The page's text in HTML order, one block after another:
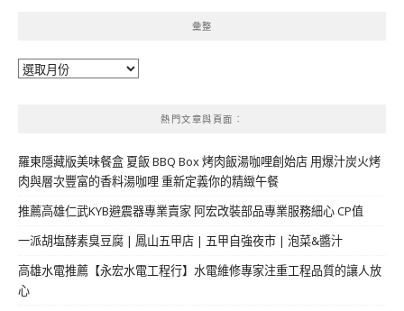
彙整
彙
熱門文章與頁面︰
羅東隱藏版美味餐盒 夏飯 BBQ Box 烤肉飯湯咖哩創始店 用爆汁炭火烤
肉與層次豐富的香料湯咖哩 重新定義你的精緻午餐
推薦高雄仁武KYB避震器專業賣家 阿宏改裝部品專業服務細心 CP值
一派胡塩酵素臭豆腐 | 鳳山五甲店 | 五甲自強夜市 | 泡菜&醬汁
高雄水電推薦【永宏水電工程行】水電維修專家注重工程品質的讓人放
心